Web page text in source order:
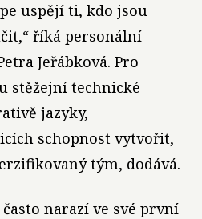
uspějí ti, kdo jsou
říká personální
Jeřábková. Pro
stěžejní technické
jazyky,
schopnost vytvořit,
tým, dodává.
narazí ve své první